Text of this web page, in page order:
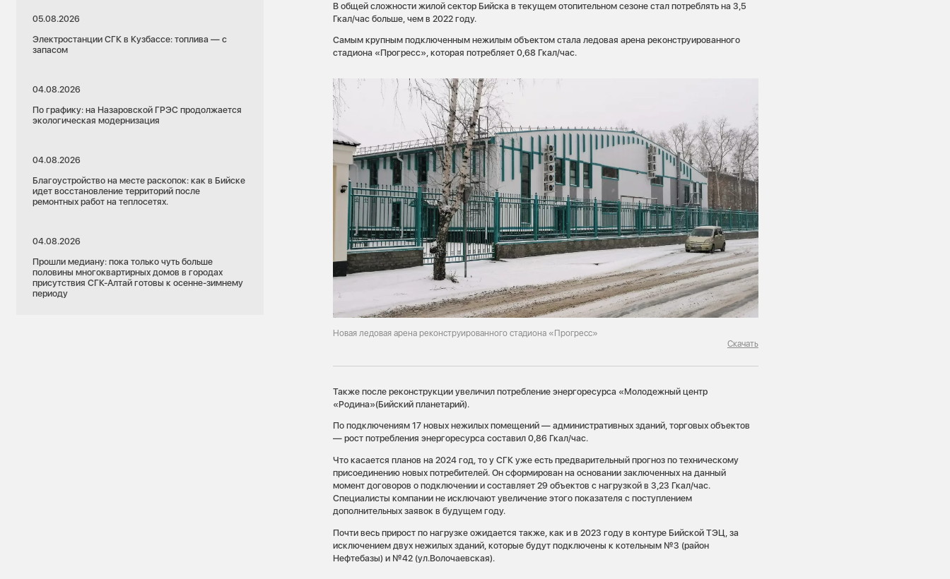
05.08.2026
Электростанции СГК в Кузбассе: топлива — с
запасом
04.08.2026
По графику: на Назаровской ГРЭС продолжается
экологическая модернизация
04.08.2026
Благоустройство на месте раскопок: как в Бийске
идет восстановление территорий после
ремонтных работ на теплосетях.
04.08.2026
Прошли медиану: пока только чуть больше
половины многоквартирных домов в городах
присутствия СГК-Алтай готовы к осенне-зимнему
периоду
В общей сложности жилой сектор Бийска в текущем отопительном сезоне стал потреблять на 3,5
Гкал/час больше, чем в 2022 году.
Самым крупным подключенным нежилым объектом стала ледовая арена реконструированного
стадиона «Прогресс», которая потребляет 0,68 Гкал/час.
Новая ледовая арена реконструированного стадиона «Прогресс»
Скачать
Также после реконструкции увеличил потребление энергоресурса «Молодежный центр
«Родина»(Бийский планетарий).
По подключениям 17 новых нежилых помещений — административных зданий, торговых объектов
— рост потребления энергоресурса составил 0,86 Гкал/час.
Что касается планов на 2024 год, то у СГК уже есть предварительный прогноз по техническому
присоединению новых потребителей. Он сформирован на основании заключенных на данный
момент договоров о подключении и составляет 29 объектов с нагрузкой в 3,23 Гкал/час.
Специалисты компании не исключают увеличение этого показателя с поступлением
дополнительных заявок в будущем году.
Почти весь прирост по нагрузке ожидается также, как и в 2023 году в контуре Бийской ТЭЦ, за
исключением двух нежилых зданий, которые будут подключены к котельным №3 (район
Нефтебазы) и №42 (ул.Волочаевская).